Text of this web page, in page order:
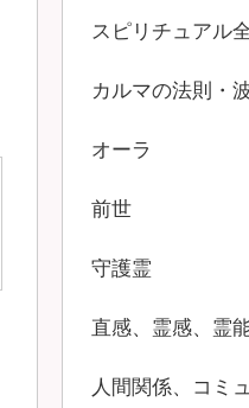
スピリチュアル
カルマの法則・
オーラ
前世
守護霊
直感、霊感、霊
人間関係、コミ